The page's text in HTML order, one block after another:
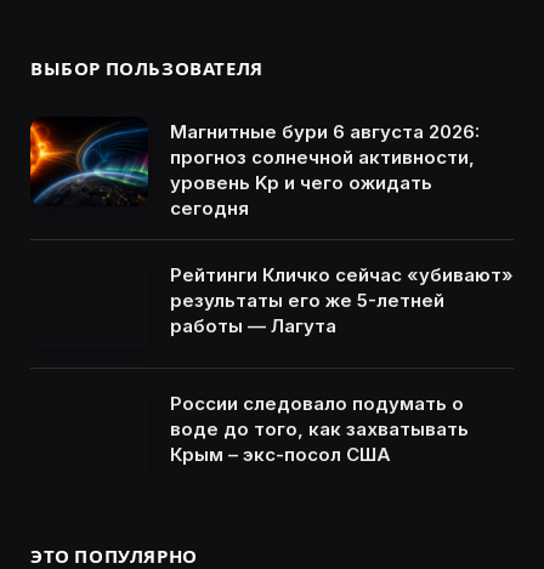
ВЫБОР ПОЛЬЗОВАТЕЛЯ
Магнитные бури 6 августа 2026:
прогноз солнечной активности,
уровень Kp и чего ожидать
сегодня
Рейтинги Кличко сейчас «убивают»
результаты его же 5-летней
работы — Лагута
России следовало подумать о
воде до того, как захватывать
Крым – экс-посол США
ЭТО ПОПУЛЯРНО